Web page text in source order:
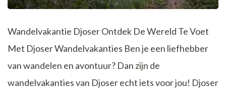
Wandelvakantie Djoser Ontdek De Wereld Te Voet
Met Djoser Wandelvakanties Ben je een liefhebber
van wandelen en avontuur? Dan zijn de
wandelvakanties van Djoser echt iets voor jou! Djoser